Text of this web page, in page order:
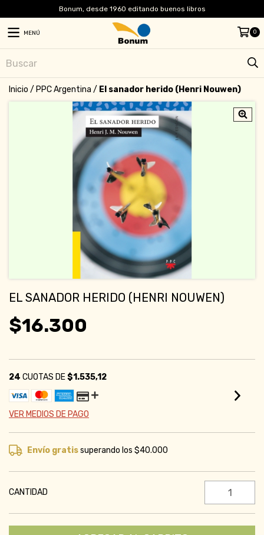
Bonum, desde 1960 editando buenos libros
MENÚ 0
Inicio / PPC Argentina / El sanador herido (Henri Nouwen)
EL SANADOR HERIDO (HENRI NOUWEN)
$16.300
24 CUOTAS DE$1.535,12
VER MEDIOS DE PAGO
Envío gratissuperando los$40.000
CANTIDAD